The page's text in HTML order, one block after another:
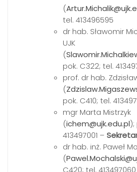
(
tel. 413496595
dr hab. Sławomir
UJK
(
pok. C322; tel.
prof. dr hab.
(
pok. C410; tel.
mgr Marta Mistrzyk
(ichem@ujk.edu.pl);
413497001 –
dr hab. inż. Paweł
(
C420; tel. 413497060